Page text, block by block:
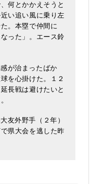
何とかかえそうと
い追い風に乗り左
。本塁で仲間に
った」。エース鈴
が治まったばか
を心掛けた。１２
長戦は避けたいと
友外野手（２年）
県大会を逃した昨